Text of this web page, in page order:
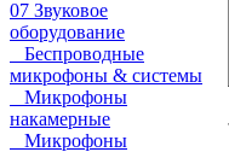
07 Звуковое
оборудование
Беспроводные
микрофоны & системы
Микрофоны
накамерные
Микрофоны